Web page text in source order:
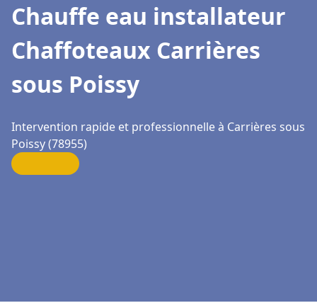
Chauffe eau installateur
Chaffoteaux Carrières
sous Poissy
Intervention rapide et professionnelle à Carrières sous
Poissy (78955)